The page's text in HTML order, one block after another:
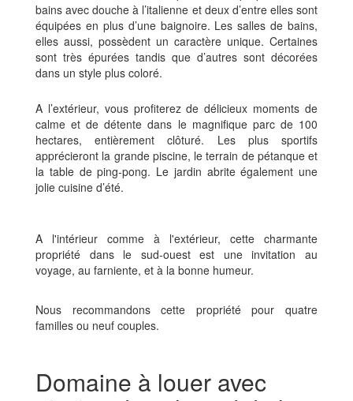
bains avec douche à l’italienne et deux d’entre elles sont
équipées en plus d’une baignoire. Les salles de bains,
elles aussi, possèdent un caractère unique. Certaines
sont très épurées tandis que d’autres sont décorées
dans un style plus coloré.
A l’extérieur, vous profiterez de délicieux moments de
calme et de détente dans le magnifique parc de 100
hectares, entièrement clôturé. Les plus sportifs
apprécieront la grande piscine, le terrain de pétanque et
la table de ping-pong. Le jardin abrite également une
jolie cuisine d’été.
A l'intérieur comme à l'extérieur, cette charmante
propriété dans le sud-ouest est une invitation au
voyage, au farniente, et à la bonne humeur.
Nous recommandons cette propriété pour quatre
familles ou neuf couples.
Domaine à louer avec